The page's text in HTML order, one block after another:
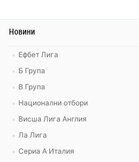
Новини
Ефбет Лига
Б Група
В Група
Национални отбори
Висша Лига Англия
Ла Лига
Сериа А Италия